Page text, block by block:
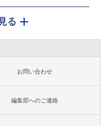
る
お問い合わせ
編集部へのご連絡